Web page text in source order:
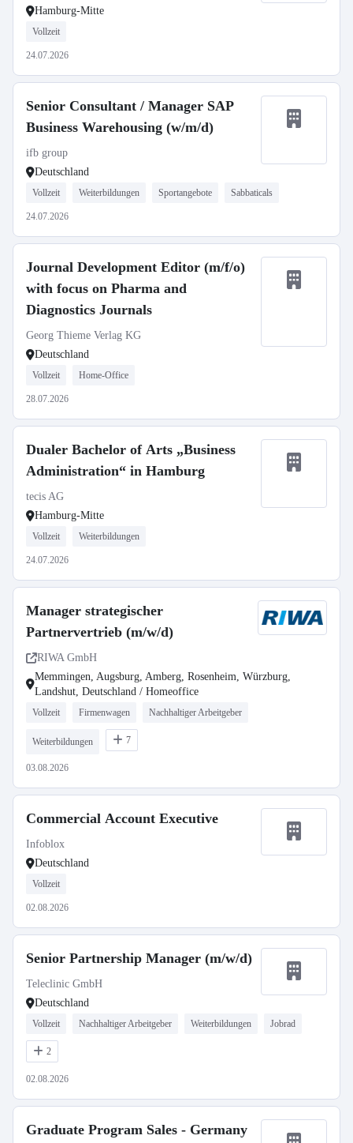
Hamburg-Mitte
Vollzeit
24.07.2026
Senior Consultant / Manager SAP
Business Warehousing (w/m/d)
ifb group
Deutschland
Vollzeit Weiterbildungen Sportangebote Sabbaticals
24.07.2026
Journal Development Editor (m/f/o)
with focus on Pharma and
Diagnostics Journals
Georg Thieme Verlag KG
Deutschland
Vollzeit Home-Office
28.07.2026
Dualer Bachelor of Arts „Business
Administration“ in Hamburg
tecis AG
Hamburg-Mitte
Vollzeit Weiterbildungen
24.07.2026
Manager strategischer
Partnervertrieb (m/w/d)
RIWA GmbH
Memmingen, Augsburg, Amberg, Rosenheim, Würzburg,
Landshut, Deutschland / Homeoffice
Vollzeit Firmenwagen Nachhaltiger Arbeitgeber
Weiterbildungen 7
03.08.2026
Commercial Account Executive
Infoblox
Deutschland
Vollzeit
02.08.2026
Senior Partnership Manager (m/w/d)
Teleclinic GmbH
Deutschland
Vollzeit Nachhaltiger Arbeitgeber Weiterbildungen Jobrad
2
02.08.2026
Graduate Program Sales - Germany